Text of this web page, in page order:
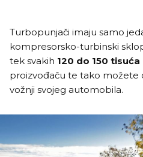
Turbopunjači imaju samo
kompresorsko-turbinski
tek svakih 120 do 150
proizvođaču te tako možete
vožnji svojeg automobila.